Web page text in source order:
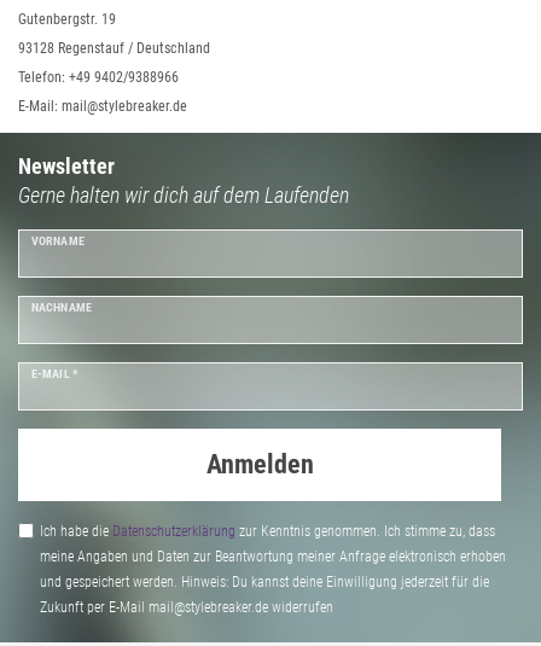
Gutenbergstr. 19
93128 Regenstauf / Deutschland
Telefon: +49 9402/9388966
E-Mail: mail@stylebreaker.de
Newsletter
Gerne halten wir dich auf dem Laufenden
VORNAME
NACHNAME
E-MAIL *
Anmelden
Ich habe die Daten­schutz­erklärung zur Kenntnis genommen. Ich stimme zu, dass
meine Angaben und Daten zur Beantwortung meiner Anfrage elektronisch erhoben
und gespeichert werden. Hinweis: Du kannst deine Einwilligung jederzeit für die
Zukunft per E-Mail mail@stylebreaker.de widerrufen